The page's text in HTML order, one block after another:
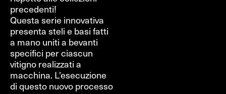
precedenti!
Questa serie innovativa
presenta steli e basi fatti
a mano uniti a bevanti
specifici per ciascun
vitigno realizzati a
macchina. L’esecuzione
di questo nuovo processo